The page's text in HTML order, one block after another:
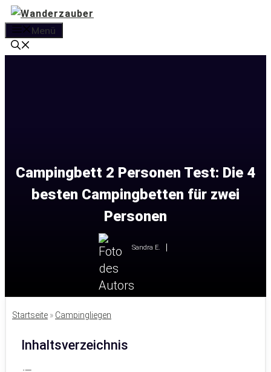
Zum
Inhalt
springen
Menü
Campingbett 2 Personen Test: Die 4
besten Campingbetten für zwei
Personen
Sandra E.
Startseite » Campingliegen
Inhaltsverzeichnis